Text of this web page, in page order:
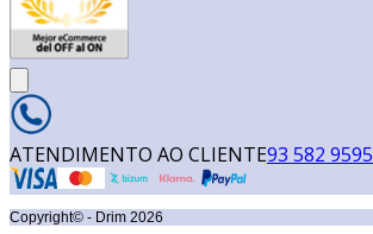
ATENDIMENTO AO CLIENTE93 582 9595
Copyright© - Drim 2026